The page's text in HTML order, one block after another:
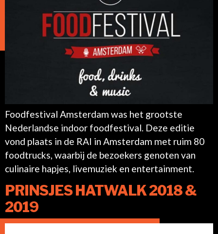
Foodfestival Amsterdam was het grootste
Nederlandse indoor foodfestival. Deze editie
vond plaats in de RAI in Amsterdam met ruim 80
foodtrucks, waarbij de bezoekers genoten van
culinaire hapjes, livemuziek en entertainment.
PRINSJES HATWALK 2018 &
2019